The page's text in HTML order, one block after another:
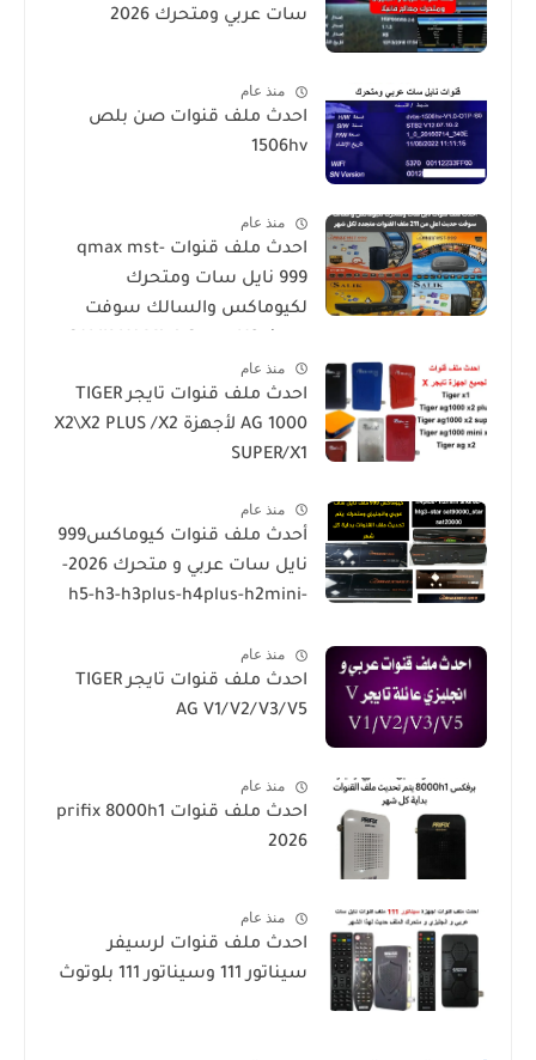
سات عربي ومتحرك 2026
منذ عام
احدث ملف قنوات صن بلص
1506hv
منذ عام
احدث ملف قنوات qmax mst-
999 نايل سات ومتحرك
لكيوماكس والسالك سوفت
Mini 2 USB-SALIK H3 Mini-Salik
H2 Plus
منذ عام
احدث ملف قنوات تايجر TIGER
AG 1000 لأجهزة X2\X2 PLUS /X2
SUPER/X1
منذ عام
أحدث ملف قنوات كيوماكس999
نايل سات عربي و متحرك 2026-
h5-h3-h3plus-h4plus-h2mini-
sat20000
منذ عام
احدث ملف قنوات تايجر TIGER
AG V1/V2/V3/V5
منذ عام
احدث ملف قنوات prifix 8000h1
2026
منذ عام
احدث ملف قنوات لرسيفر
سيناتور 111 وسيناتور 111 بلوتوث